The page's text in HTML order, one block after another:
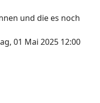
und die es noch
01 Mai 2025 12:00